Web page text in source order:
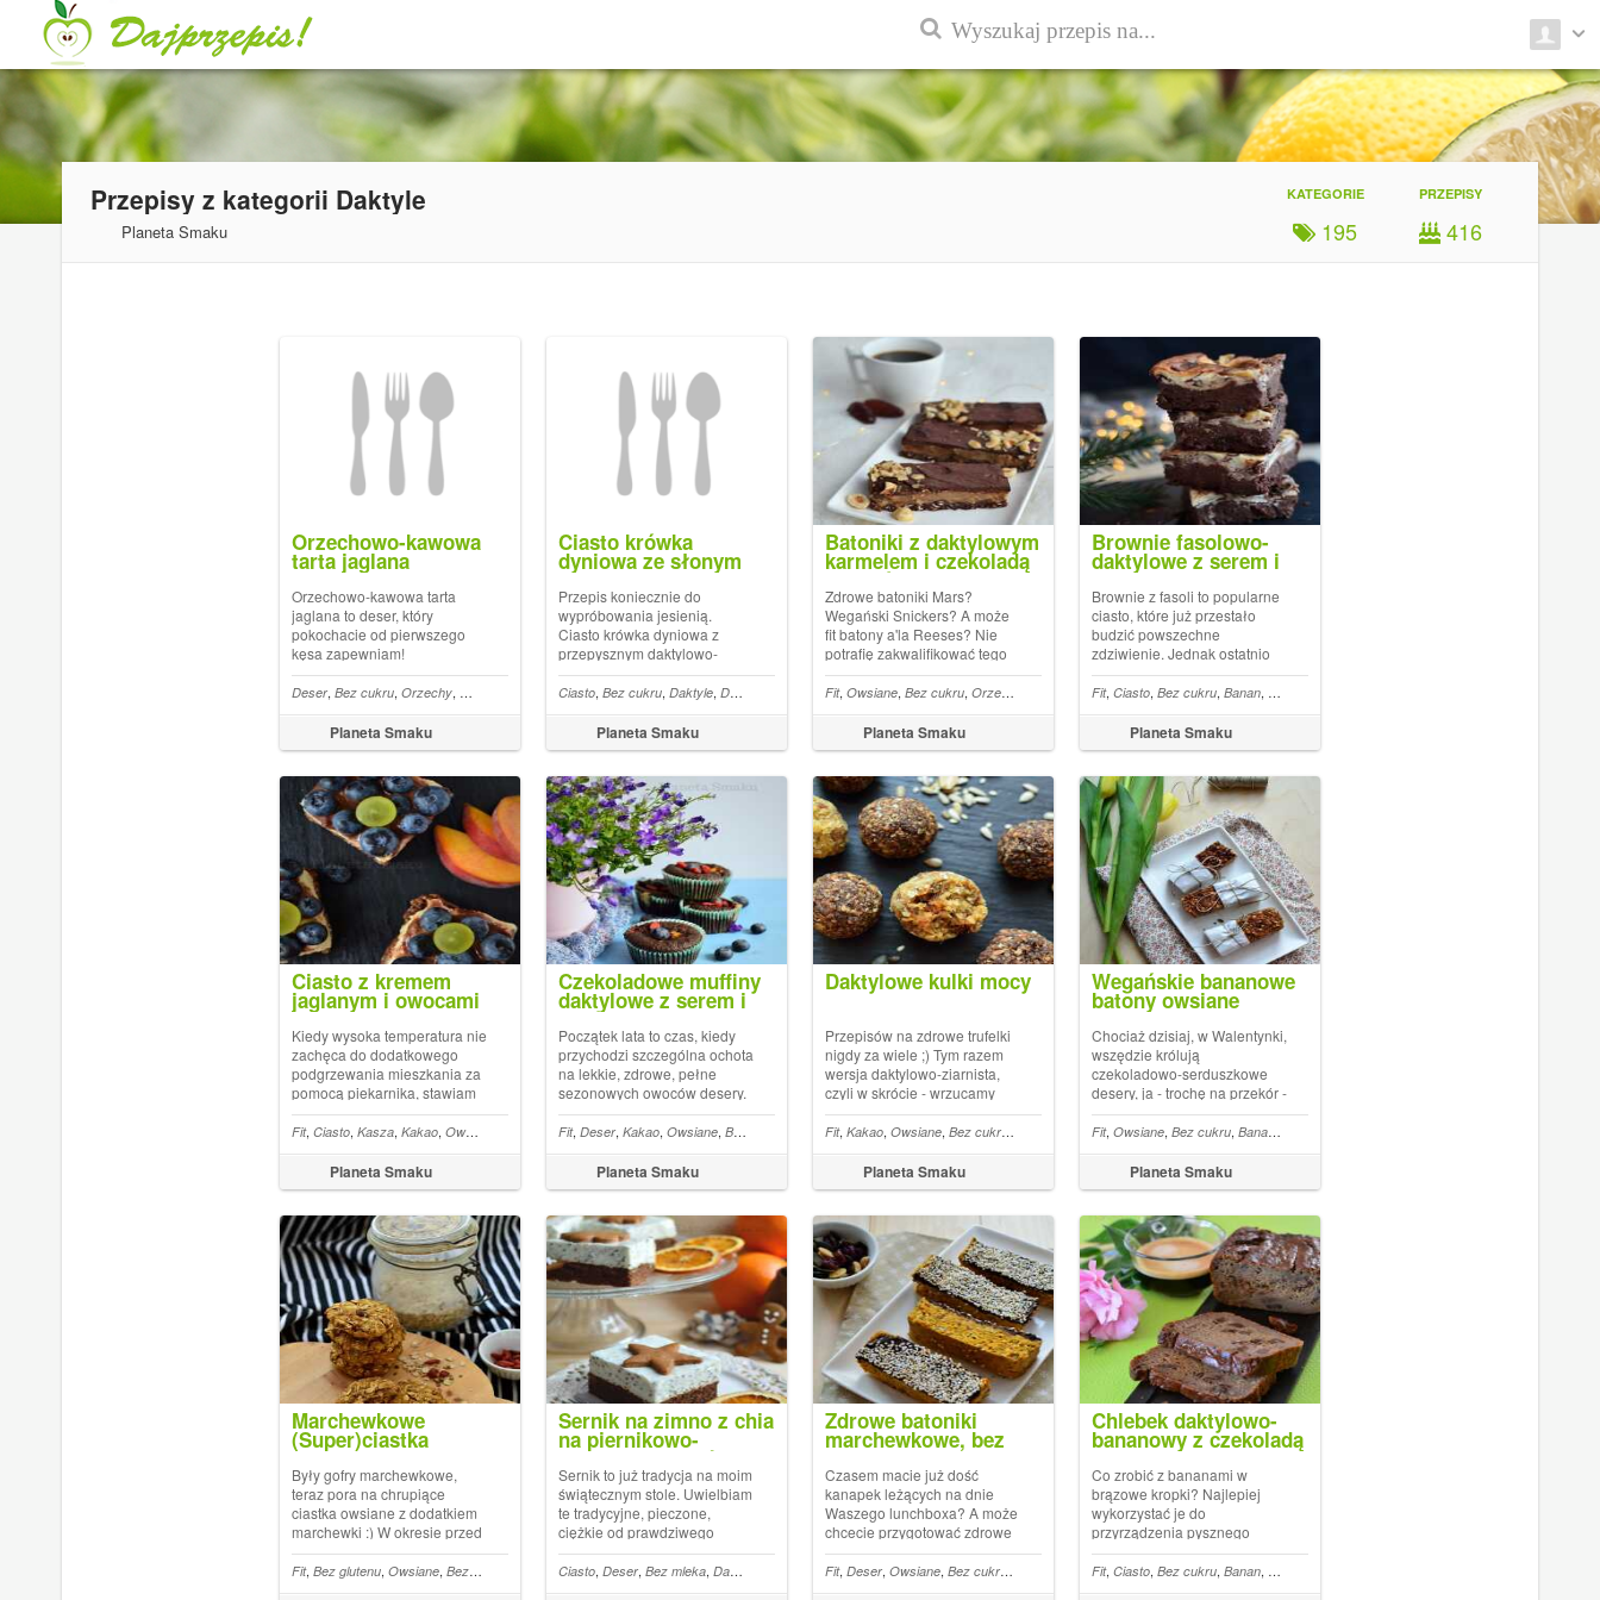
Przepisy z kategorii Daktyle
Planeta Smaku
PRZEPISY
416
KATEGORIE
195
Orzechowo-kawowa
tarta jaglana
Orzechowo-kawowa tarta
jaglana to deser, który
pokochacie od pierwszego
kęsa zapewniam!
Planeta Smaku
Deser, Bez cukru, Orzechy, Masło orzechowe,Daktyle,Tarta
Ciasto krówka
dyniowa ze słonym
karmelem
Przepis koniecznie do
wypróbowania jesienią.
Ciasto krówka dyniowa z
przepysznym daktylowo-
orzechowym karmelem jest
nie tylko świetnym (kolejnym
zresztą) pomys łem na
wykorzystanie dyni, ale też
nie zawiera wbrew pozorom
Planeta Smaku
Ciasto, Bez cukru, Daktyle, Dynia
Batoniki z daktylowym
karmelem i czekoladą
(wegańskie)
Zdrowe batoniki Mars?
Wegański Snickers? A może
fit batony a'la Reeses? Nie
potrafię zakwalifikować tego
przepisu do jednej kategorii.
Pomyślcie sobie, że to coś, co
łączy wszystkie przywołane
przeze mnie słodkości...:)
Wegańskie batoniki z dakty...
Planeta Smaku
Fit, Owsiane, Bez cukru, Orzechy ,Masło orzechowe,Daktyle,Wegan
Brownie fasolowo-
daktylowe z serem i
gruszką (bez cukru i
tłuszczu)
Brownie z fasoli to popularne
ciasto, które już przestało
budzić powszechne
zdziwienie. Jednak ostatnio
upiekłam taką wersję, która
podbiła podniebienie
naprawdę KAŻDEJ
próbującej to ciasto osoby.
Nikt, dosłownie nikt nie
s...
Planeta Smaku
Fit, Ciasto, Bez cukru, Banan, Czekolada
Ciasto z kremem
jaglanym i owocami
(bez pieczenia)
Kiedy wysoka temperatura nie
zachęca do dodatkowego
podgrzewania mieszkania za
pomocą piekarnika, stawiam
na desery bez pieczenia.
Starając się korzystać z
dobrodziejstw lata,
przygotowałam pyszne ciasto
z kremem
daktylowym spodzie....
Planeta Smaku
Fit, Ciasto, Kasza, Kakao, Owsiane Bez cukru,Bez mleka,Daktyle,Mleczko kokosowe
Czekoladowe muffiny
daktylowe z serem i
borówkami
Początek lata to czas, kiedy
przychodzi szczególna ochota
na lekkie, zdrowe, pełne
sezonowych owoców desery.
Czekoladowe muffiny
daktylowe są pyszną i
zdrowszą alternatywą dla
tradycyjnych babeczek. Nie
zawierają cukru, więc będą
Planeta Smaku
Fit, Deser, Kakao, Owsiane, Bez cukru Daktyle, Twaróg,Babeczki ,Mąka orkiszowa
Daktylowe kulki mocy
Przepisów na zdrowe trufelki
nigdy za wiele ;) Tym razem
wersja daktylowo-ziarnista,
czyli w skrócie - wrzucamy
wszystko, co mamy pod ręką i
miksujemy. U mnie to pestki
dyni, słonecznik, sezam,
płatki owsiane, siemię lniane,
orzechy ziemne, nasiona
Planeta Smaku
Fit, Kakao, Owsiane, Bez cukru , Masło orzechowe, Daktyle,Słonecznik
Wegańskie bananowe
batony owsiane
Chociaż dzisiaj, w Walentynki,
wszędzie królują
czekoladowo-serduszkowe
desery, ja - trochę na przekór -
proponuję zupełnie inny
rodzaj słodyczy. Wegańskie
bananowe batony owsiane są
naprawdę rewelacyjne!
Proste do zrobienia, sycące i
Planeta Smaku
Fit, Owsiane, Bez cukru, Banan ,
Marchewkowe
(Super)ciastka
owsiane
Były gofry marchewkowe,
teraz pora na chrupiące
ciastka owsiane z dodatkiem
marchewki :) W okresie przed
sesją zawsze odczuwam
zwiększone zapotrzebowanie
na energetyczne przekąski.
Fit, Bez glutenu, Owsiane, Bez cukru Mąka kokosowa,Marchew ,Daktyle,Miód
Sernik na zimno z chia
na piernikowo-
daktylowym cieście
Sernik to już tradycja na moim
świątecznym stole. Uwielbiam
te tradycyjne, pieczone,
ciężkie od prawdziwego
twarogu, ale przed świętami
wypróbowuję też bardziej
nowoczesne i oryginalne
Ciasto, Deser, Bez mleka, Daktyle Mleczko kokosowe,Sernik,Boże Narodzenie Chia ,Korzenne, Cytrusy,Pierniki
Zdrowe batoniki
marchewkowe, bez
Czasem macie już dość
kanapek leżących na dnie
Waszego lunchboxa? A może
chcecie przygotować zdrowe
słodycze, które będzie można
przekąsić do kawy? Nie
ważne, co Wami kieruje,
Fit, Deser, Owsiane, Bez cukru , Przekąska,Marchew,Daktyle,Wegan
Chlebek daktylowo-
bananowy z czekoladą
Co zrobić z bananami w
brązowe kropki? Najlepiej
wykorzystać je do
przyrządzenia pysznego
chlebka bananowego! Tym
razem upiekłam chlebek bez
cukru, słodzony wyłącznie
Fit, Ciasto, Bez cukru, Banan, Czekolada